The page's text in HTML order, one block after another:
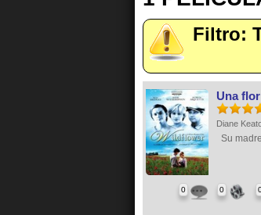
Filtro:
Una
Diane
Su
0 0